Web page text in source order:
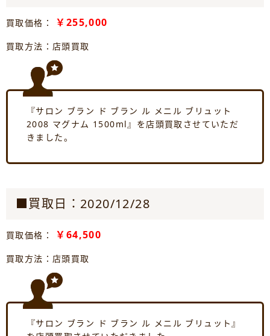
買取価格： ￥255,000
買取方法：店頭買取
『サロン ブラン ド ブラン ル メニル ブリュット
2008 マグナム 1500ml』を店頭買取させていただ
きました。
■買取日：2020/12/28
買取価格： ￥64,500
買取方法：店頭買取
『サロン ブラン ド ブラン ル メニル ブリュット』